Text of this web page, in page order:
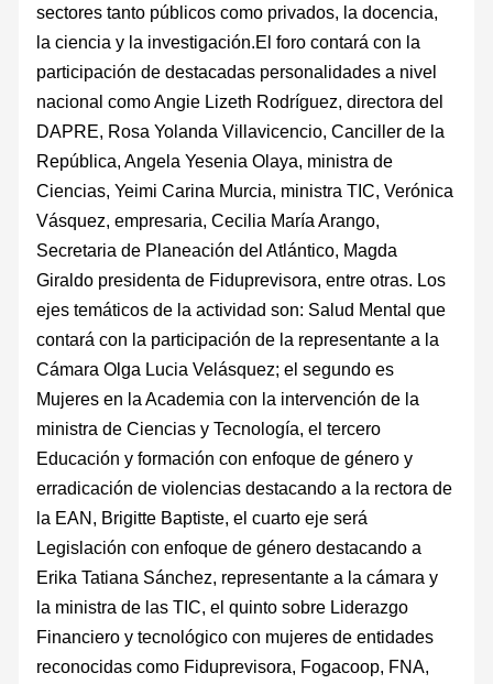
sectores tanto públicos como privados, la docencia,
la ciencia y la investigación.El foro contará con la
participación de destacadas personalidades a nivel
nacional como Angie Lizeth Rodríguez, directora del
DAPRE, Rosa Yolanda Villavicencio, Canciller de la
República, Angela Yesenia Olaya, ministra de
Ciencias, Yeimi Carina Murcia, ministra TIC, Verónica
Vásquez, empresaria, Cecilia María Arango,
Secretaria de Planeación del Atlántico, Magda
Giraldo presidenta de Fiduprevisora, entre otras. Los
ejes temáticos de la actividad son: Salud Mental que
contará con la participación de la representante a la
Cámara Olga Lucia Velásquez; el segundo es
Mujeres en la Academia con la intervención de la
ministra de Ciencias y Tecnología, el tercero
Educación y formación con enfoque de género y
erradicación de violencias destacando a la rectora de
la EAN, Brigitte Baptiste, el cuarto eje será
Legislación con enfoque de género destacando a
Erika Tatiana Sánchez, representante a la cámara y
la ministra de las TIC, el quinto sobre Liderazgo
Financiero y tecnológico con mujeres de entidades
reconocidas como Fiduprevisora, Fogacoop, FNA,